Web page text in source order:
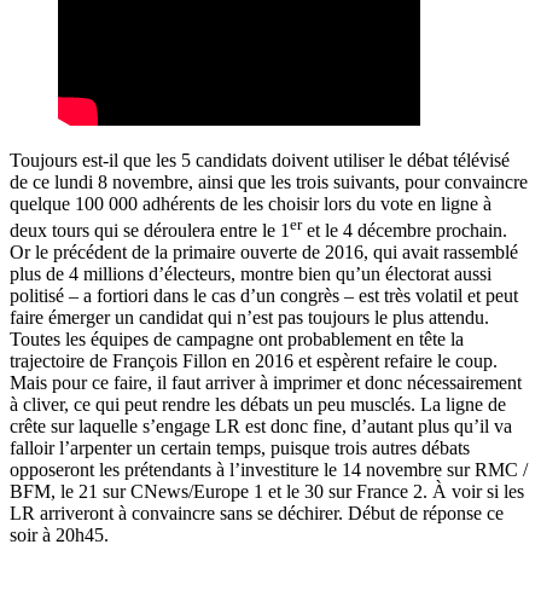
Toujours est-il que les 5 candidats doivent utiliser le débat télévisé
de ce lundi 8 novembre, ainsi que les trois suivants, pour convaincre
quelque 100 000 adhérents de les choisir lors du vote en ligne à
deux tours qui se déroulera entre le 1 eret le 4 décembre prochain.
Or le précédent de la primaire ouverte de 2016, qui avait rassemblé
plus de 4 millions d’électeurs, montre bien qu’un électorat aussi
politisé – a fortiori dans le cas d’un congrès – est très volatil et peut
faire émerger un candidat qui n’est pas toujours le plus attendu.
Toutes les équipes de campagne ont probablement en tête la
trajectoire de François Fillon en 2016 et espèrent refaire le coup.
Mais pour ce faire, il faut arriver à imprimer et donc nécessairement
à cliver, ce qui peut rendre les débats un peu musclés. La ligne de
crête sur laquelle s’engage LR est donc fine, d’autant plus qu’il va
falloir l’arpenter un certain temps, puisque trois autres débats
opposeront les prétendants à l’investiture le 14 novembre sur RMC /
BFM, le 21 sur CNews/Europe 1 et le 30 sur France 2. À voir si les
LR arriveront à convaincre sans se déchirer. Début de réponse ce
soir à 20h45.